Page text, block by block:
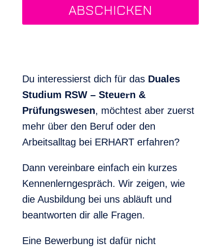
ABSCHICKEN
Du interessierst dich für das Duales
Studium RSW – Steuern &
Prüfungswesen, möchtest aber zuerst
mehr über den Beruf oder den
Arbeitsalltag bei ERHART erfahren?
Dann vereinbare einfach ein kurzes
Kennenlerngespräch. Wir zeigen, wie
die Ausbildung bei uns abläuft und
beantworten dir alle Fragen.
Eine Bewerbung ist dafür nicht